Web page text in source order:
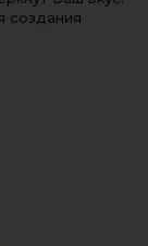
создания